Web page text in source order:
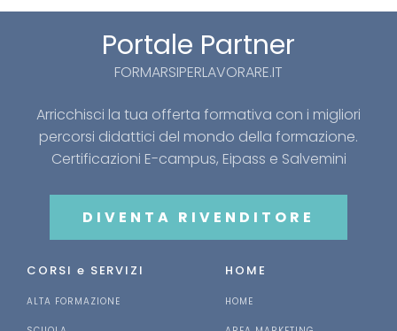
Portale Partner
FORMARSIPERLAVORARE.IT
Arricchisci la tua offerta formativa con i migliori
percorsi didattici del mondo della formazione.
Certificazioni E-campus, Eipass e Salvemini
DIVENTA RIVENDITORE
CORSI e SERVIZI
ALTA FORMAZIONE
HOME
HOME